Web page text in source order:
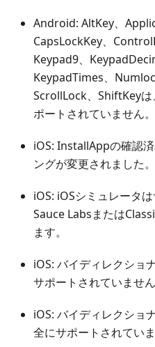
Android: AltKey、
CapsLockKey、
Keypad9、
KeypadTimes、
ScrollLock、ShiftKey
ポートされていません。
iOS: InstallAppの確認
ングが変更されました。
iOS: iOSシミュレータ
Sauce Labsまたは
ます。
iOS: バイディレクショ
サポートされていません
iOS: バイディレクショ
全にサポートされていま